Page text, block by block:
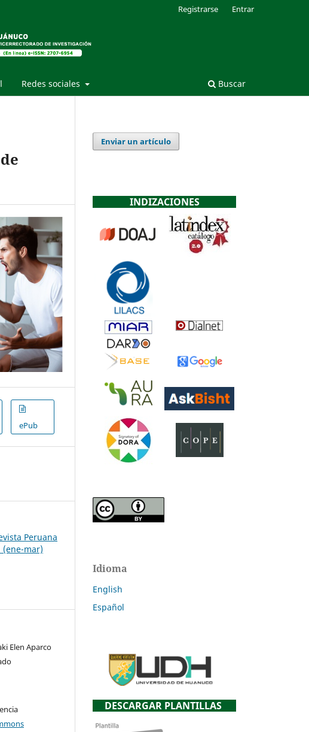
Redes sociales Buscar
Registrarse Entrar
ePub
Peruana
(ene-mar)
Elen Aparco
Enviar un artículo
INDIZACIONES
Idioma
English
Español
DESCARGAR PLANTILLAS